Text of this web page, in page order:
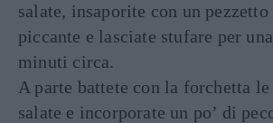
salate, insaporite con un
piccante e lasciate stufare per
minuti circa.
A parte battete con la forchetta le
salate e incorporate un po’ di